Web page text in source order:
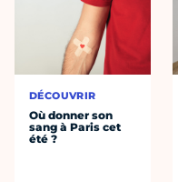
DÉCOUVRIR
Où donner son
sang à Paris cet
été ?